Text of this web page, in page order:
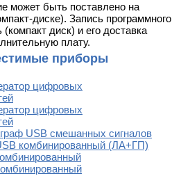
может быть поставлено на
диске). Запись программного
диск) и его доставка
плату.
приборы
цифровых
цифровых
USB смешанных сигналов
комбинированный (ЛА+ГП)